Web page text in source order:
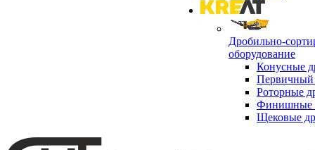
Дробильно-
оборудование
Конусные
Первичный
Роторные
Финишные
Щековые